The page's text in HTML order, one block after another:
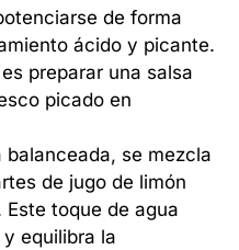
de forma
ácido y picante.
preparar una salsa
picado en
balanceada, se mezcla
de jugo de limón
toque de agua
equilibra la